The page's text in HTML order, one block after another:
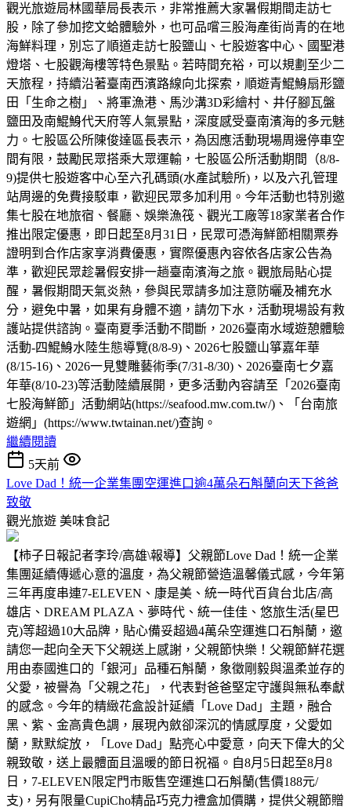
觀光旅遊局林國華局長表示，非常推薦大家暑假期間走訪七
股，除了參加挖文蛤體驗外，也可品嚐三股海產街尚青的在地
海鮮料理，別忘了順道走訪七股鹽山、七股遊客中心、國聖港
燈塔、七股觀海樓等特色景點。若時間充裕，可以規劃至少二
天旅程，持續沿著臺南西濱路線向北探索，順遊青鯤鯓扇形鹽
田「生命之樹」、將軍漁港、馬沙溝3D彩繪村、井仔腳瓦盤
鹽田及南鯤鯓代天府等人氣景點，深度感受臺南濱海的多元魅
力。七股區公所陳俊達區長表示，為因應活動現場周邊停車空
間有限，鼓勵民眾搭乘大眾運輸，七股區公所活動期間（8/8-
9)提供七股遊客中心至六孔碼頭(水產試驗所)，以及六孔管理
站周邊的免費接駁車，歡迎民眾多加利用。今年活動也特別邀
集七股在地旅宿、餐廳、娛樂漁筏、觀光工廠等18家業者合作
推出限定優惠，即日起至8月31日，民眾可憑海鮮節相關票券
證明到合作店家享消費優惠，實際優惠內容依各店家公告為
準，歡迎民眾趁暑假安排一趟臺南濱海之旅。觀旅局貼心提
醒，暑假期間天氣炎熱，參與民眾請多加注意防曬及補充水
分，避免中暑，如果有身體不適，請勿下水，活動現場設有救
護站提供諮詢。臺南夏季活動不間斷，2026臺南水域遊憩體驗
活動-四鯤鯓水陸生態導覽(8/8-9)、2026七股鹽山箏嘉年華
(8/15-16)、2026一見雙雕藝術季(7/31-8/30)、2026臺南七夕嘉
年華(8/10-23)等活動陸續展開，更多活動內容請至「2026臺南
七股海鮮節」活動網站(https://seafood.mw.com.tw/)、「台南旅
遊網」(https://www.twtainan.net/)查詢。
繼續閱讀
5天前
Love Dad！統一企業集團空運進口逾4萬朵石斛蘭向天下爸爸
致敬
觀光旅遊 美味食記
【柿子日報記者李玲/高雄\報導】父親節Love Dad！統一企業
集團延續傳遞心意的溫度，為父親節營造溫馨儀式感，今年第
三年再度串連7-ELEVEN、康是美、統一時代百貨台北店/高
雄店、DREAM PLAZA、夢時代、統一佳佳、悠旅生活(星巴
克)等超過10大品牌，貼心備妥超過4萬朵空運進口石斛蘭，邀
請您一起向全天下父親送上感謝，父親節快樂！父親節鮮花選
用由泰國進口的「銀河」品種石斛蘭，象徵剛毅與溫柔並存的
父愛，被譽為「父親之花」，代表對爸爸堅定守護與無私奉獻
的感念。今年的精緻花盒設計延續「Love Dad」主題，融合
黑、紫、金高貴色調，展現內斂卻深沉的情感厚度，父愛如
蘭，默默綻放，「Love Dad」點亮心中愛意，向天下偉大的父
親致敬，送上最體面且溫暖的節日祝福。自8月5日起至8月8
日，7-ELEVEN限定門市販售空運進口石斛蘭(售價188元/
支)，另有限量CupiCho精品巧克力禮盒加價購，提供父親節贈